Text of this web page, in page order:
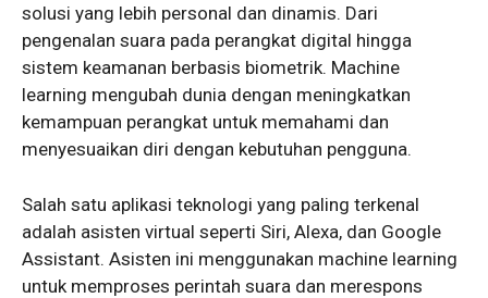
solusi yang lebih personal dan dinamis. Dari
pengenalan suara pada perangkat digital hingga
sistem keamanan berbasis biometrik. Machine
learning mengubah dunia dengan meningkatkan
kemampuan perangkat untuk memahami dan
menyesuaikan diri dengan kebutuhan pengguna.
Salah satu aplikasi teknologi yang paling terkenal
adalah asisten virtual seperti Siri, Alexa, dan Google
Assistant. Asisten ini menggunakan machine learning
untuk memproses perintah suara dan merespons